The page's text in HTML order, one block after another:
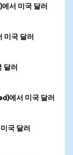
서 미국 달러
국 달러
달러
에서 미국 달러
국 달러